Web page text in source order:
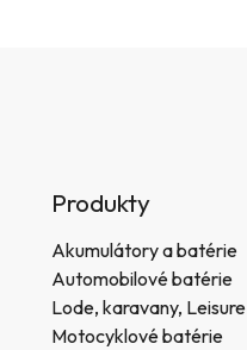
Produkty
Akumulátory a batérie
Automobilové batérie
Lode, karavany, Leisure
Motocyklové batérie